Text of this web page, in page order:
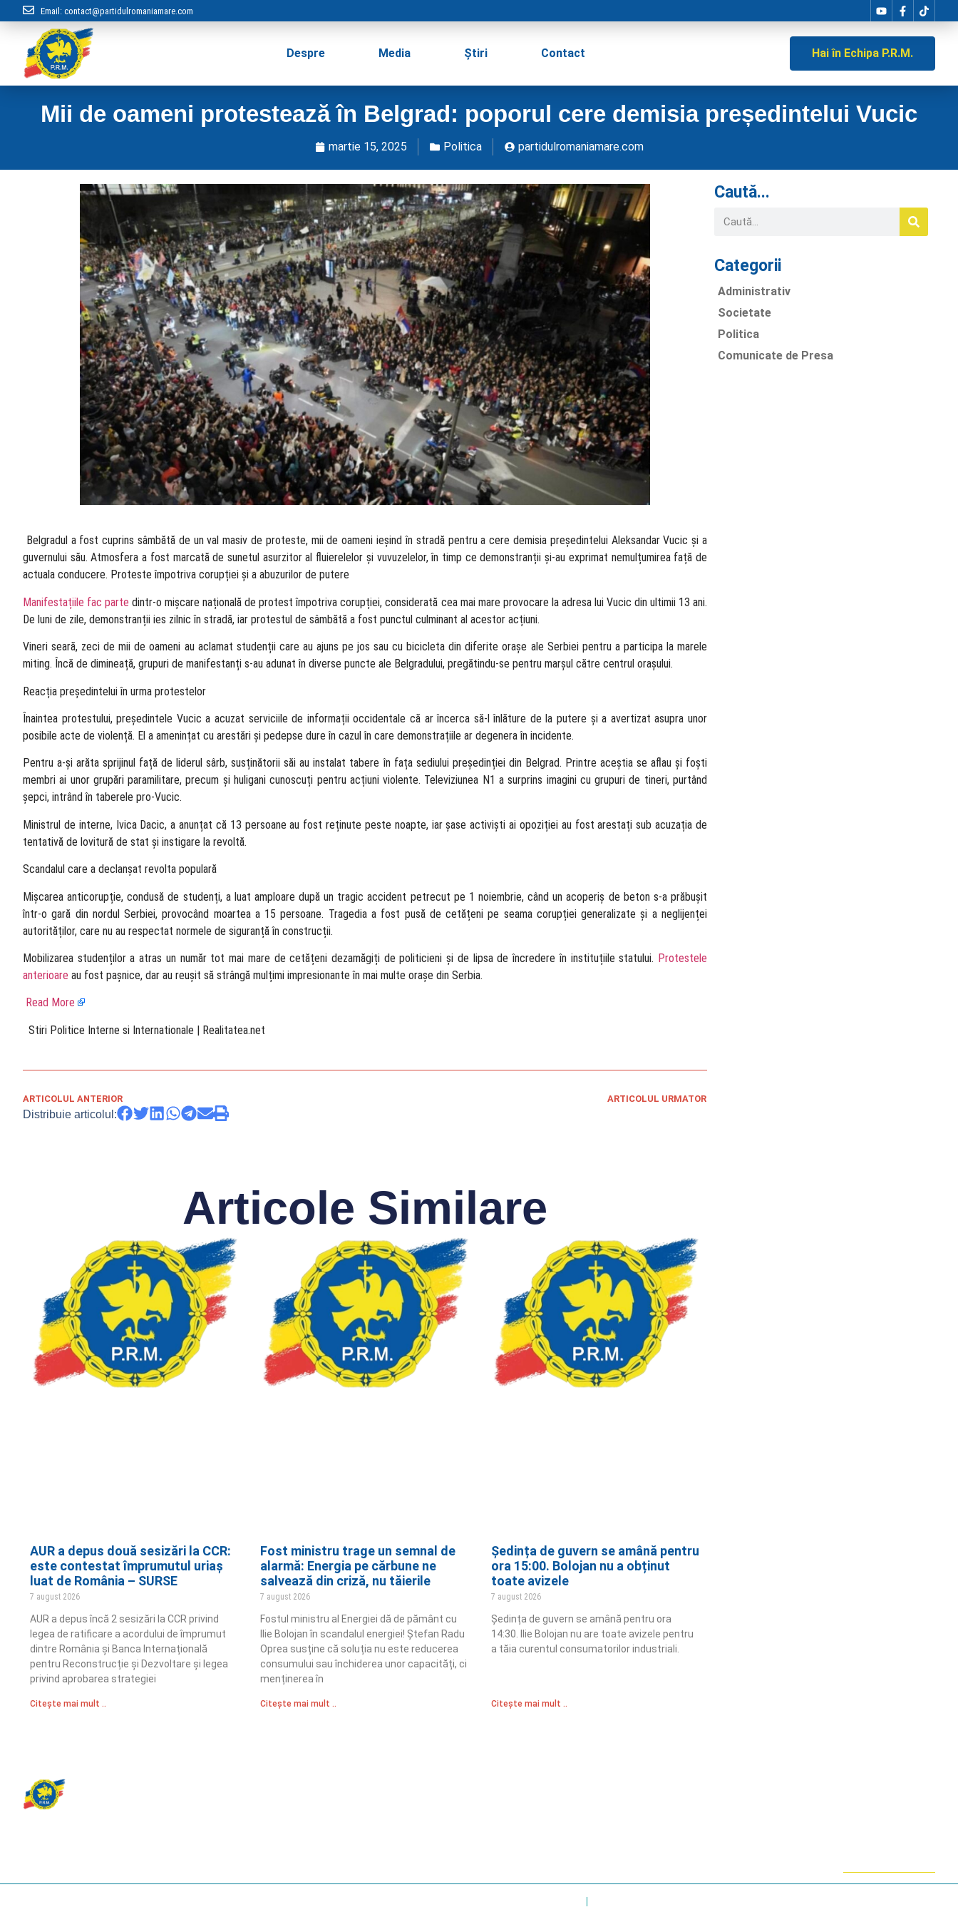
Email: contact@partidulromaniamare.com
Despre Media Știri Contact Hai în Echipa P.R.M.
Mii de oameni protestează în Belgrad: poporul cere demisia președintelui Vucic
martie 15, 2025 Politica partidulromaniamare.com
​ Belgradul a fost cuprins sâmbătă de un val masiv de proteste, mii de oameni ieșind în stradă pentru a cere demisia președintelui Aleksandar Vucic și a
guvernului său. Atmosfera a fost marcată de sunetul asurzitor al fluierelelor și vuvuzelelor, în timp ce demonstranții și-au exprimat nemulțumirea față de
actuala conducere. Proteste împotriva corupției și a abuzurilor de putere
Manifestațiile fac parte dintr-o mișcare națională de protest împotriva corupției, considerată cea mai mare provocare la adresa lui Vucic din ultimii 13 ani.
De luni de zile, demonstranții ies zilnic în stradă, iar protestul de sâmbătă a fost punctul culminant al acestor acțiuni.
Vineri seară, zeci de mii de oameni au aclamat studenții care au ajuns pe jos sau cu bicicleta din diferite orașe ale Serbiei pentru a participa la marele
miting. Încă de dimineață, grupuri de manifestanți s-au adunat în diverse puncte ale Belgradului, pregătindu-se pentru marșul către centrul orașului.
Reacția președintelui în urma protestelor
Înaintea protestului, președintele Vucic a acuzat serviciile de informații occidentale că ar încerca să-l înlăture de la putere și a avertizat asupra unor
posibile acte de violență. El a amenințat cu arestări și pedepse dure în cazul în care demonstrațiile ar degenera în incidente.
Pentru a-și arăta sprijinul față de liderul sârb, susținătorii săi au instalat tabere în fața sediului președinției din Belgrad. Printre aceștia se aflau și foști
membri ai unor grupări paramilitare, precum și huligani cunoscuți pentru acțiuni violente. Televiziunea N1 a surprins imagini cu grupuri de tineri, purtând
șepci, intrând în taberele pro-Vucic.
Ministrul de interne, Ivica Dacic, a anunțat că 13 persoane au fost reținute peste noapte, iar șase activiști ai opoziției au fost arestați sub acuzația de
tentativă de lovitură de stat și instigare la revoltă.
Scandalul care a declanșat revolta populară
Mișcarea anticorupție, condusă de studenți, a luat amploare după un tragic accident petrecut pe 1 noiembrie, când un acoperiș de beton s-a prăbușit
într-o gară din nordul Serbiei, provocând moartea a 15 persoane. Tragedia a fost pusă de cetățeni pe seama corupției generalizate și a neglijenței
autorităților, care nu au respectat normele de siguranță în construcții.
Mobilizarea studenților a atras un număr tot mai mare de cetățeni dezamăgiți de politicieni și de lipsa de încredere în instituțiile statului. Protestele
anterioare au fost pașnice, dar au reușit să strângă mulțimi impresionante în mai multe orașe din Serbia.
Read More
​ Stiri Politice Interne si Internationale | Realitatea.net
ARTICOLUL ANTERIOR ARTICOLUL URMATOR
Distribuie articolul:
Articole Similare
AUR a depus două sesizări la CCR:
este contestat împrumutul uriaș
luat de România – SURSE
7 august 2026
AUR a depus încă 2 sesizări la CCR privind
legea de ratificare a acordului de împrumut
dintre România și Banca Internațională
pentru Reconstrucție și Dezvoltare și legea
privind aprobarea strategiei
Citește mai mult ..
Fost ministru trage un semnal de
alarmă: Energia pe cărbune ne
salvează din criză, nu tăierile
7 august 2026
Fostul ministru al Energiei dă de pământ cu
Ilie Bolojan în scandalul energiei! Ștefan Radu
Oprea susține că soluția nu este reducerea
consumului sau închiderea unor capacități, ci
menținerea în
Citește mai mult ..
Ședința de guvern se amână pentru
ora 15:00. Bolojan nu a obținut
toate avizele
7 august 2026
Ședința de guvern se amână pentru ora
14:30. Ilie Bolojan nu are toate avizele pentru
a tăia curentul consumatorilor industriali.
Citește mai mult ..
Caută...
Categorii
Administrativ
Societate
Politica
Comunicate de Presa